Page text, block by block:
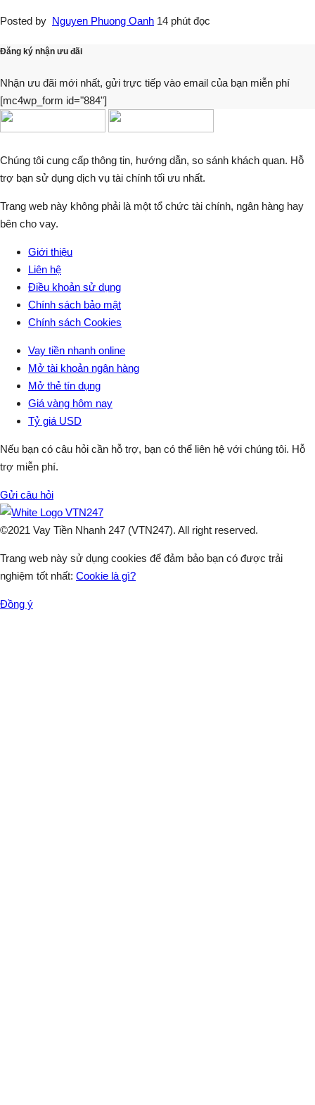
Posted by Nguyen Phuong Oanh 14 phút đọc
Đăng ký nhận ưu đãi
Nhận ưu đãi mới nhất, gửi trực tiếp vào email của bạn miễn phí
[mc4wp_form id="884"]
Chúng tôi cung cấp thông tin, hướng dẫn, so sánh khách quan. Hỗ
trợ bạn sử dụng dịch vụ tài chính tối ưu nhất.
Trang web này không phải là một tổ chức tài chính, ngân hàng hay
bên cho vay.
Giới thiệu
Liên hệ
Điều khoản sử dụng
Chính sách bảo mật
Chính sách Cookies
Vay tiền nhanh online
Mở tài khoản ngân hàng
Mở thẻ tín dụng
Giá vàng hôm nay
Tỷ giá USD
Nếu bạn có câu hỏi cần hỗ trợ, bạn có thể liên hệ với chúng tôi. Hỗ
trợ miễn phí.
Gửi câu hỏi
©2021 Vay Tiền Nhanh 247 (VTN247). All right reserved.
Trang web này sử dụng cookies để đảm bảo bạn có được trải
nghiệm tốt nhất: Cookie là gì?
Đồng ý